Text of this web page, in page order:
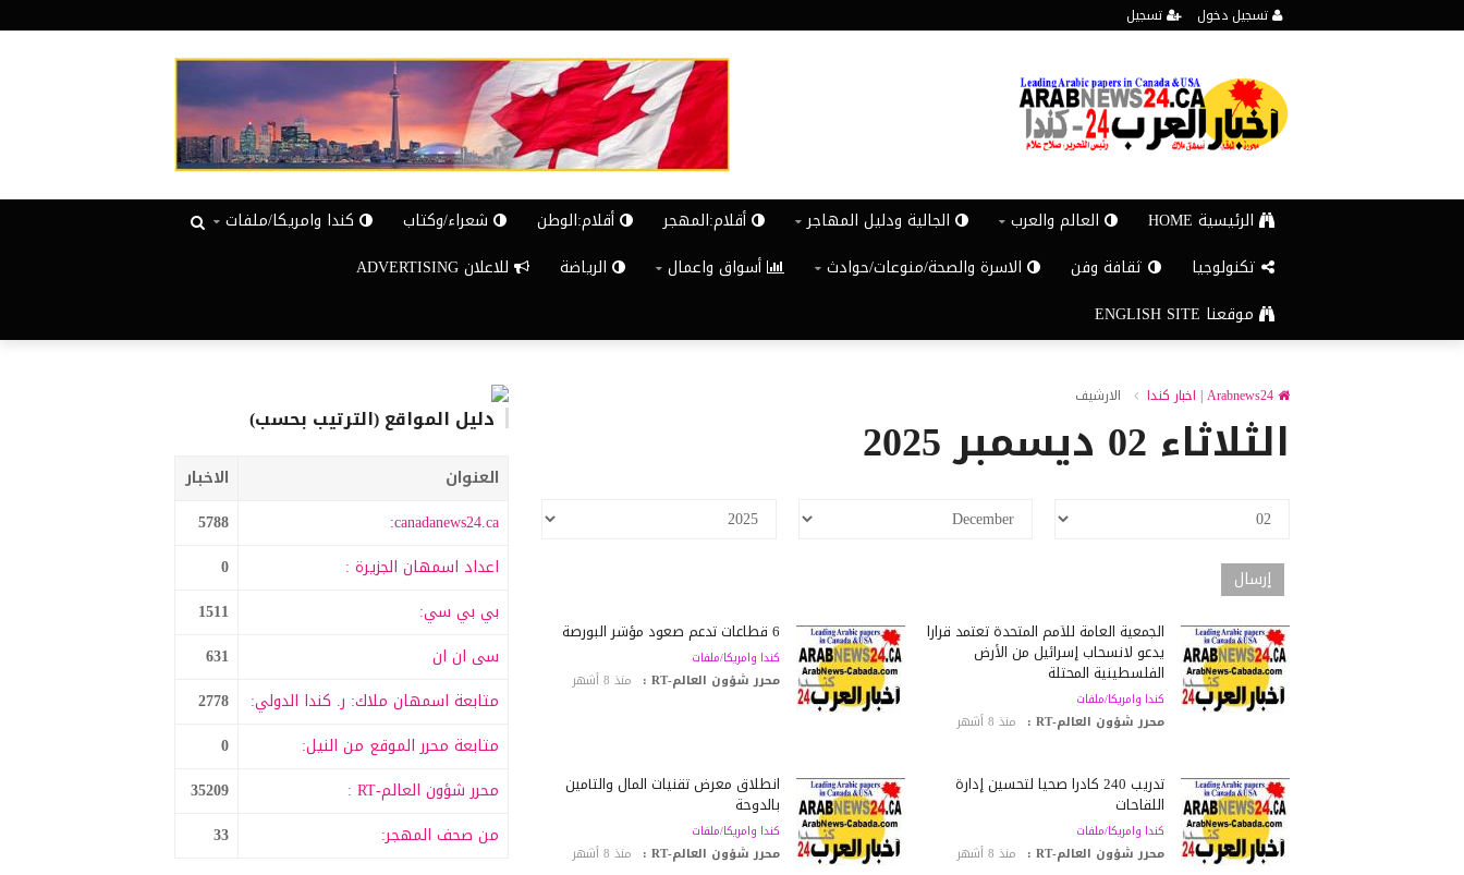
تسجيل دخول تسجيل
الرئيسية HOME العالم والعرب الجالية ودليل المهاجر أقلام:المهجر أقلام:الوطن شعراء/وكتاب
كندا وامريكا/ملفات
تكنولوجيا
ثقافة وفن الاسرة والصحة/منوعات/حوادث أسواق واعمال الرياضة
للاعلان ADVERTISING
موقعنا ENGLISH SITE
دليل المواقع (الترتيب بحسب)
العنوان
الاخبار
canadanews24.ca:
5788
اعداد اسمهان الجزيرة :
0
بي بي سي:
1511
سى ان ان
631
متابعة اسمهان ملاك: ر. كندا الدولي:
2778
متابعة محرر الموقع من النيل:
0
محرر شؤون العالم-RT :
35209
من صحف المهجر:
33
الارشيف
الثلاثاء 02 ديسمبر 2025
الجمعية العامة للأمم المتحدة تعتمد قراراً
يدعو لانسحاب إسرائيل من الأرض
الفلسطينية المحتلة
كندا وامريكا/ملفات
محرر شؤون العالم-RT : منذ 8 أشهر
6 قطاعات تدعم صعود مؤشر البورصة
كندا وامريكا/ملفات
محرر شؤون العالم-RT : منذ 8 أشهر
تدريب 240 كادراً صحياً لتحسين إدارة
اللقاحات
كندا وامريكا/ملفات
محرر شؤون العالم-RT : منذ 8 أشهر
انطلاق معرض تقنيات المال والتأمين
بالدوحة
كندا وامريكا/ملفات
محرر شؤون العالم-RT : منذ 8 أشهر